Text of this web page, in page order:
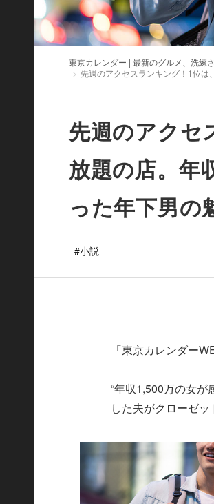
東京カレンダー | 最新のグルメ、洗練
先週のアクセスランキング！1位
先週のアクセ
放題の店。年
った年下男の
#小説
「東京カレンダー
“年収1,500万の女が
した夫がクローゼ